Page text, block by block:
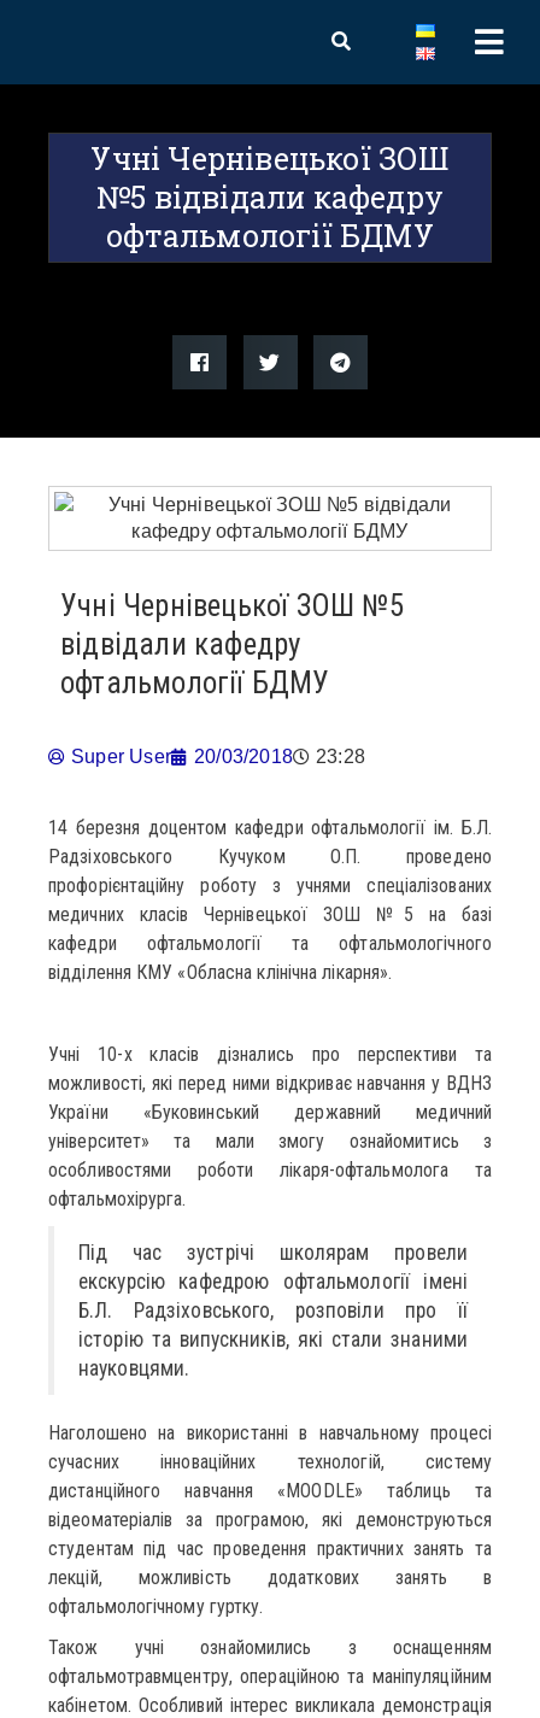
Учні Чернівецької ЗОШ
№5 відвідали кафедру
офтальмології БДМУ
Учні Чернівецької ЗОШ №5
відвідали кафедру
офтальмології БДМУ
Super User 20/03/2018 23:28
14 березня доцентом кафедри офтальмології ім. Б.Л.
Радзіховського Кучуком О.П. проведено
профорієнтаційну роботу з учнями спеціалізованих
медичних класів Чернівецької ЗОШ №5 на базі
кафедри офтальмології та офтальмологічного
відділення КМУ «Обласна клінічна лікарня».
Учні 10-х класів дізнались про перспективи та
можливості, які перед ними відкриває навчання у ВДНЗ
України «Буковинський державний медичний
університет» та мали змогу ознайомитись з
особливостями роботи лікаря-офтальмолога та
офтальмохірурга.
Під час зустрічі школярам провели
екскурсію кафедрою офтальмології імені
Б.Л. Радзіховського, розповіли про її
історію та випускників, які стали знаними
науковцями.
Наголошено на використанні в навчальному процесі
сучасних інноваційних технологій, систему
дистанційного навчання «MOODLE» таблиць та
відеоматеріалів за програмою, які демонструються
студентам під час проведення практичних занять та
лекцій, можливість додаткових занять в
офтальмологічному гуртку.
Також учні ознайомились з оснащенням
офтальмотравмцентру, операційною та маніпуляційним
кабінетом. Особливий інтерес викликала демонстрація